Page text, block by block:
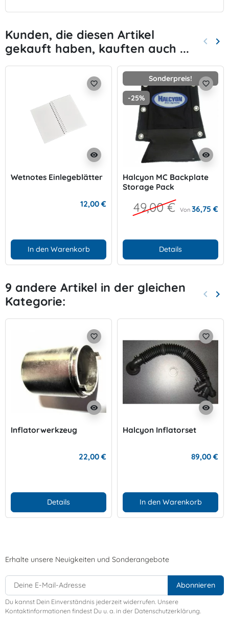
Kunden, die diesen Artikel
gekauft haben, kauften auch ...
Zurück
keyboard_arrow_left keyboard_arrow_right
visibility
favorite_border
Wetnotes Einlegeblätter
12,00 €
In den Warenkorb
Sonderpreis!
-25%
visibility
favorite_border
Halcyon MC Backplate
Storage Pack
49,00 € Von 36,75 €
Details
9 andere Artikel in der gleichen
Kategorie:
Zurück
keyboard_arrow_left keyboard_arrow_right
visibility
favorite_border
Inflatorwerkzeug
22,00 €
Details
visibility
favorite_border
Halcyon Inflatorset
89,00 €
In den Warenkorb
Erhalte unsere Neuigkeiten und Sonderangebote
Du kannst Dein Einverständnis jederzeit widerrufen. Unsere
Kontaktinformationen findest Du u. a. in der Datenschutzerklärung.